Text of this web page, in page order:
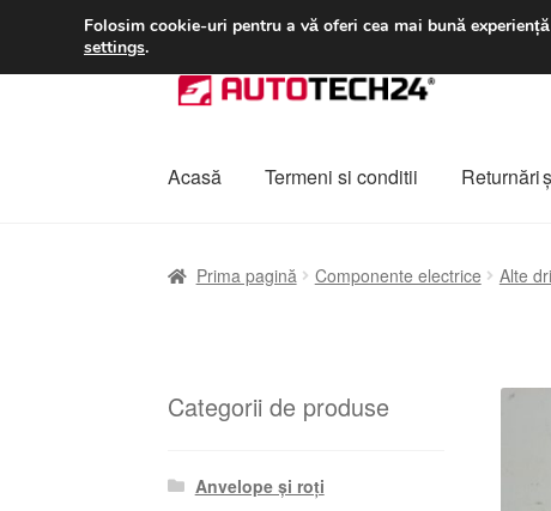
LIVRARE de la 33 lei
Sari
la
Sari
la
Acasă Termeni si conditii Returnări
Prima pagină Componente electrice Alte
Categorii de produse
Anvelope și roți
Folosim cookie-uri pentru a vă oferi cea mai bună
settings.